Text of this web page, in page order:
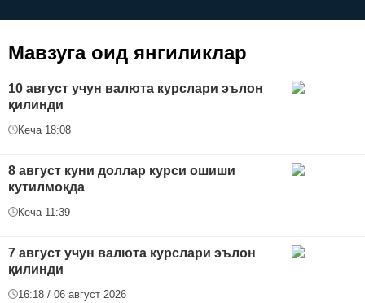
Мавзуга оид янгиликлар
10 август учун валюта курслари эълон
қилинди
Кеча 18:08
8 август куни доллар курси ошиши
кутилмоқда
Кеча 11:39
7 август учун валюта курслари эълон
қилинди
16:18 / 06 август 2026